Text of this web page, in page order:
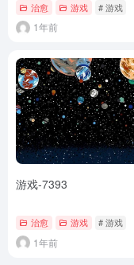
治愈 游戏 # 游戏
1年前
游戏-7393
治愈 游戏 # 游戏
1年前